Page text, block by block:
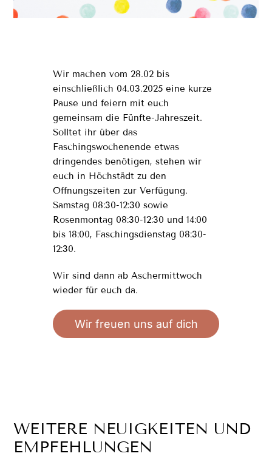
Wir machen vom 28.02 bis
einschließlich 04.03.2025 eine kurze
Pause und feiern mit euch
gemeinsam die Fünfte-Jahreszeit.
Solltet ihr über das
Faschingswochenende etwas
dringendes benötigen, stehen wir
euch in Höchstädt zu den
Öffnungszeiten zur Verfügung.
Samstag 08:30-12:30 sowie
Rosenmontag 08:30-12:30 und 14:00
bis 18:00, Faschingsdienstag 08:30-
12:30.
Wir sind dann ab Aschermittwoch
wieder für euch da.
Wir freuen uns auf dich
WEITERE NEUIGKEITEN UND
EMPFEHLUNGEN